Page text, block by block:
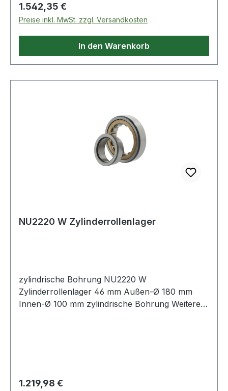
Regulärer Preis:
1.542,35 €
Preise inkl. MwSt. zzgl. Versandkosten
In den Warenkorb
NU2220 W Zylinderrollenlager
zylindrische Bohrung NU2220 W
Zylinderrollenlager 46 mm Außen-Ø 180 mm
Innen-Ø 100 mm zylindrische Bohrung Weitere
Regulärer Preis:
1.219,98 €